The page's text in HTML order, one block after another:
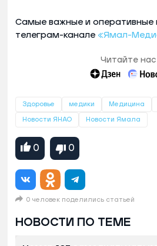
Самые важные и оперативные
телеграм-канале «Ямал-
Читайте нас
Здоровье медики Медицина
Новости ЯНАО Новости Ямала
0 0
0 человек поделились статьей
НОВОСТИ ПО ТЕМЕ